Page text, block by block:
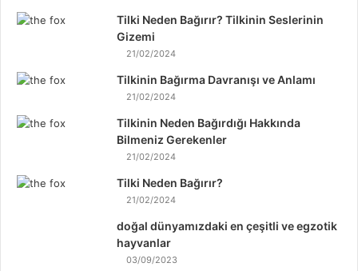
Tilki Neden Bağırır? Tilkinin Seslerinin
Gizemi
21/02/2024
Tilkinin Bağırma Davranışı ve Anlamı
21/02/2024
Tilkinin Neden Bağırdığı Hakkında
Bilmeniz Gerekenler
21/02/2024
Tilki Neden Bağırır?
21/02/2024
doğal dünyamızdaki en çeşitli ve egzotik
hayvanlar
03/09/2023